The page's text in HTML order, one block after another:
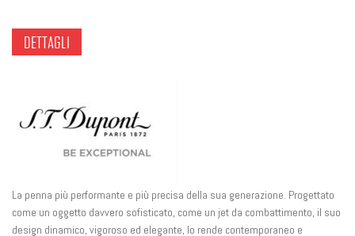
DETTAGLI
La penna più performante e più precisa della sua generazione. Progettato
come un oggetto davvero sofisticato, come un jet da combattimento, il suo
design dinamico, vigoroso ed elegante, lo rende contemporaneo e